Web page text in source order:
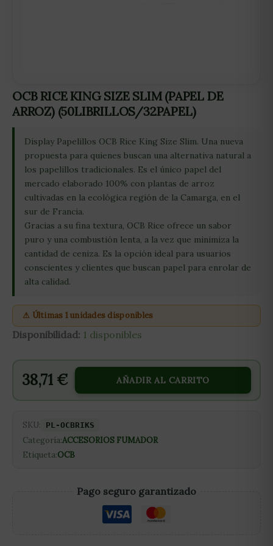
OCB RICE KING SIZE SLIM (PAPEL DE
ARROZ) (50LIBRILLOS/32PAPEL)
Display Papelillos OCB Rice King Size Slim. Una nueva
propuesta para quienes buscan una alternativa natural a
los papelillos tradicionales. Es el único papel del
mercado elaborado 100% con plantas de arroz
cultivadas en la ecológica región de la Camarga, en el
sur de Francia.
Gracias a su fina textura, OCB Rice ofrece un sabor
puro y una combustión lenta, a la vez que minimiza la
cantidad de ceniza. Es la opción ideal para usuarios
conscientes y clientes que buscan papel para enrolar de
alta calidad.
⚠ Últimas 1 unidades disponibles
Disponibilidad: 1 disponibles
38,71 € AÑADIR AL CARRITO
SKU: PL-OCBRIKS
Categoría:ACCESORIOS FUMADOR
Etiqueta:OCB
Pago seguro garantizado